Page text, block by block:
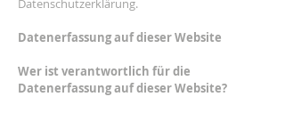
Datenschutzerklärung.
Datenerfassung auf dieser Website
Wer ist verantwortlich für die
Datenerfassung auf dieser Website?